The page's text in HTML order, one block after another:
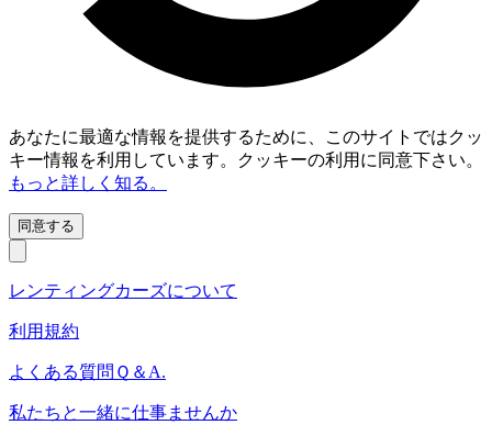
あなたに最適な情報を提供するために、このサイトではクッ
キー情報を利用しています。クッキーの利用に同意下さい。
もっと詳しく知る。
同意する
レンティングカーズについて
利用規約
よくある質問Ｑ＆A.
私たちと一緒に仕事ませんか